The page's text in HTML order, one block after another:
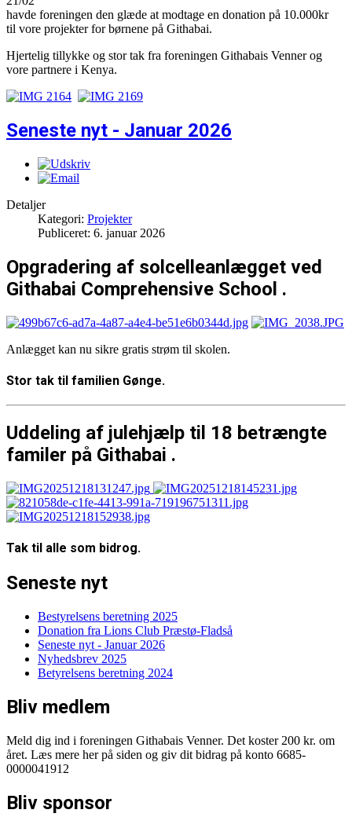
havde foreningen den glæde at modtage en donation på 10.000kr
til vore projekter for børnene på Githabai.
Hjertelig tillykke og stor tak fra foreningen Githabais Venner og
vore partnere i Kenya.
Seneste nyt - Januar 2026
Detaljer
Kategori: Projekter
Publiceret: 6. januar 2026
Opgradering af solcelleanlægget ved
Githabai Comprehensive School .
Anlægget kan nu sikre gratis strøm til skolen.
Stor tak til familien Gønge.
Uddeling af julehjælp til 18 betrængte
familer på Githabai .
Tak til alle som bidrog.
Seneste nyt
Bestyrelsens beretning 2025
Donation fra Lions Club Præstø-Fladså
Seneste nyt - Januar 2026
Nyhedsbrev 2025
Betyrelsens beretning 2024
Bliv medlem
Meld dig ind i foreningen Githabais Venner. Det koster 200 kr. om
året. Læs mere her på siden og giv dit bidrag på konto 6685-
0000041912
Bliv sponsor